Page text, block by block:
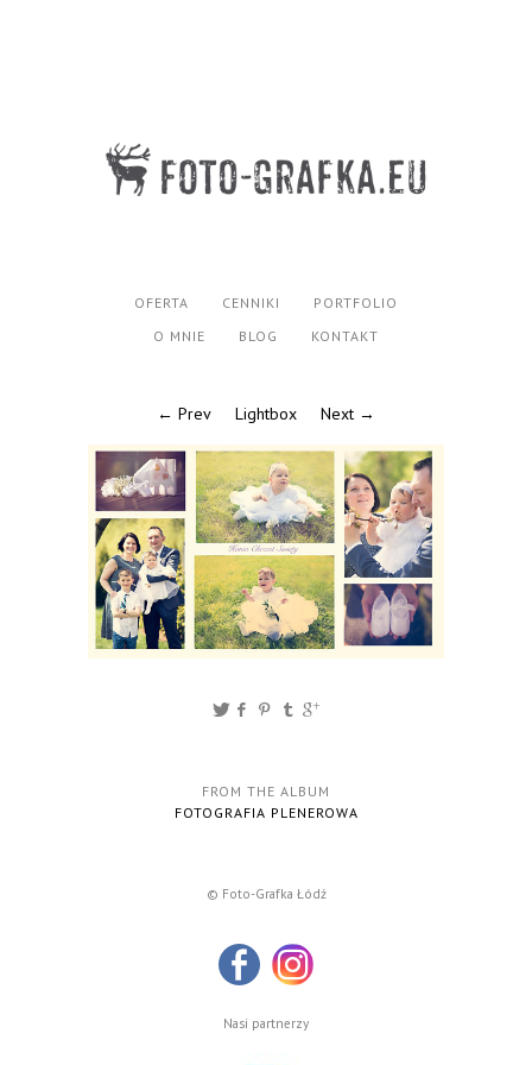
OFERTA CENNIKI
PORTFOLIO
O MNIE
BLOG KONTAKT
← Prev Lightbox Next →
FROM THE ALBUM
FOTOGRAFIA PLENEROWA
© Foto-Grafka Łódź
Nasi partnerzy